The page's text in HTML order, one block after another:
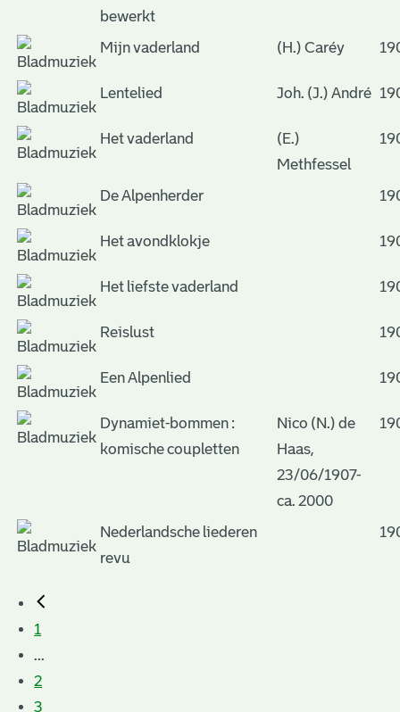
bewerkt
Mijn vaderland (H.) Caréy
Lentelied Joh. (J.) André
Het vaderland
(E.)
Methfessel
De Alpenherder
Het avondklokje
Het liefste vaderland
Reislust
Een Alpenlied
Dynamiet-bommen :
komische coupletten
Nico (N.) de
Haas,
23/06/1907-
ca. 2000
Nederlandsche liederen
revu
1
...
2
3